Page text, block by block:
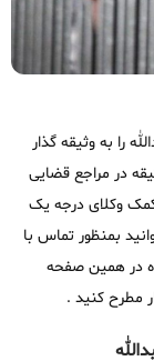
را به وثیقه گذار
در مراجع قضایی
کمک وکلای درجه یک
بمنظور تماس با
در همین صفحه
مطرح کنید .